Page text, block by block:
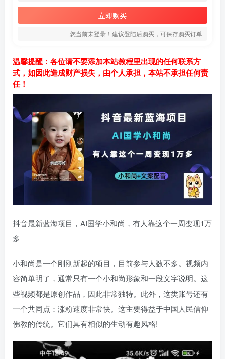
立即购买
您当前未登录！建议登陆后购买，可保存购买订单
温馨提醒：各位请不要添加本站教程里出现的任何联系方
式，如因此造成财产损失，由个人承担，本站不承担任何责
任！
抖音最新蓝海项目，AI国学小和尚，有人靠这个一周变现1万
多
小和尚是一个刚刚新起的项目，目前参与人数不多。视频内
容简单明了，通常只有一个小和尚形象和一段文字说明。这
些视频都是原创作品，因此非常独特。此外，这类账号还有
一个共同点：涨粉速度非常快。这主要得益于中国人民信仰
佛教的传统。它们具有相似的生动有趣风格!